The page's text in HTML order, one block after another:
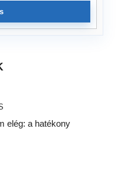
elég: a hatékony